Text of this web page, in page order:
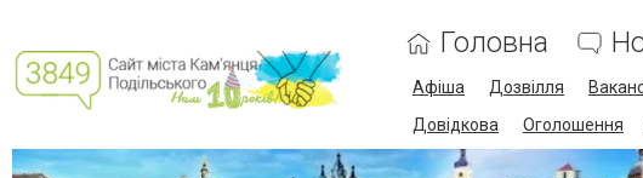
Головна
Афіша Дозвілля
Довідкова
Оголошення